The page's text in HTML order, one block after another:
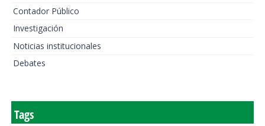
Contador Público
Investigación
Noticias institucionales
Debates
Tags